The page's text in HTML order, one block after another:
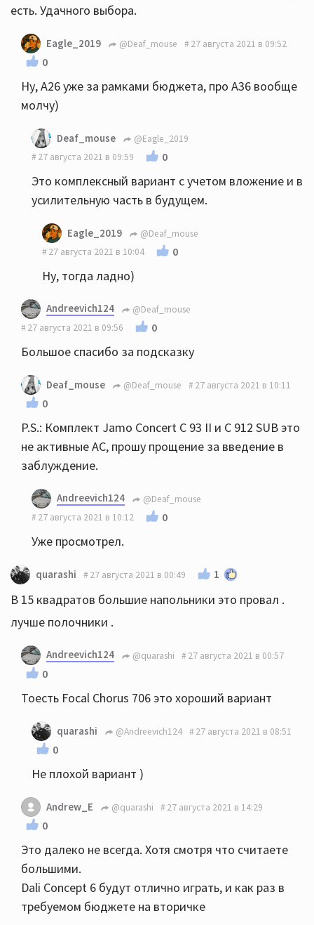
есть. Удачного выбора.
Eagle_2019 @Deaf_mouse 27 августа 2021 в 09:52
0
Ну, А26 уже за рамками бюджета, про А36 вообще
молчу)
Deaf_mouse
@Eagle_2019
27 августа 2021 в 09:59
0
Это комплексный вариант с учетом вложение и в
усилительную часть в будущем.
Eagle_2019
@Deaf_mouse
27 августа 2021 в 10:04
0
Ну, тогда ладно)
Andreevich124
@Deaf_mouse
27 августа 2021 в 09:56
0
Большое спасибо за подсказку
Deaf_mouse @Deaf_mouse 27 августа 2021 в 10:11
0
P.S.: Комплект Jamo Concert С 93 II и С 912 SUB это
не активные АС, прошу прощение за введение в
заблуждение.
Andreevich124
@Deaf_mouse
27 августа 2021 в 10:12
0
Уже просмотрел.
quarashi 27 августа 2021 в 00:49 1
В 15 квадратов большие напольники это провал .
лучше полочники .
Andreevich124 @quarashi 27 августа 2021 в 00:57
0
Тоесть Focal Chorus 706 это хороший вариант
quarashi @Andreevich124 27 августа 2021 в 08:51
0
Не плохой вариант )
Andrew_E @quarashi 27 августа 2021 в 14:29
0
Это далеко не всегда. Хотя смотря что считаете
большими.
Dali Concept 6 будут отлично играть, и как раз в
требуемом бюджете на вторичке